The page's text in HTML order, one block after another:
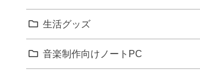
生活グッズ
音楽制作向けノートPC